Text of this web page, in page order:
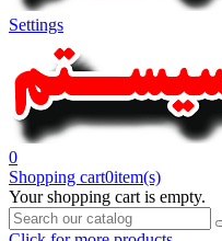
Settings
0
Shopping cart0item(s)
Your shopping cart is empty.